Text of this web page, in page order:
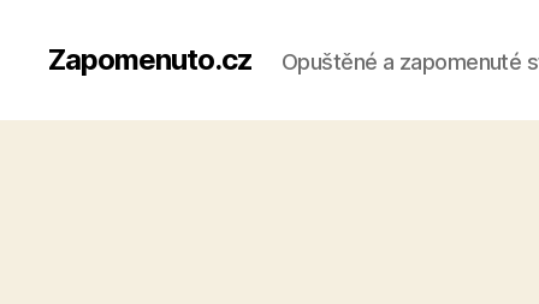
Zapomenuto.cz Opuštěné a zapomenuté